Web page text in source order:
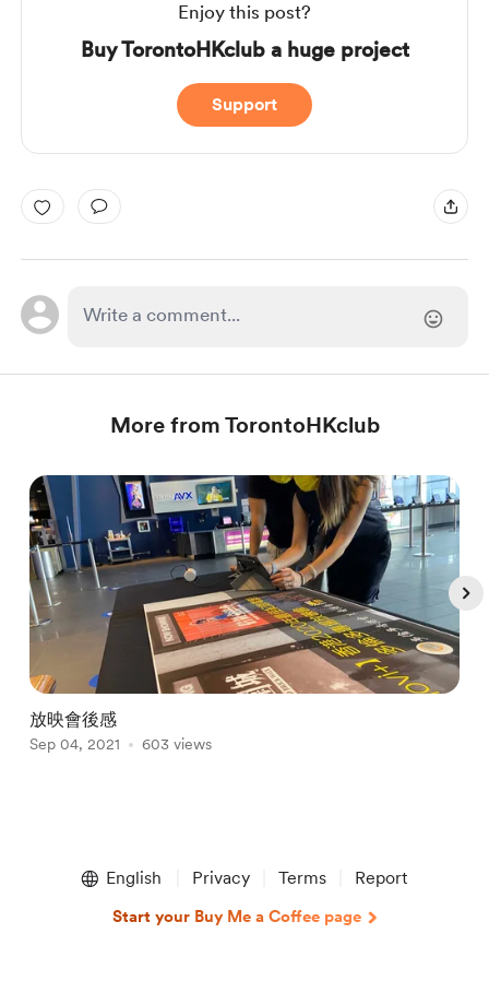
Enjoy this post?
Buy TorontoHKclub a huge project
Support
More from TorontoHKclub
放映會後感
Sep 04, 2021 603 views
English Privacy Terms Report
Start your Buy Me a Coffee page